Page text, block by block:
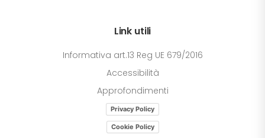
Link utili
Informativa art.13 Reg UE 679/2016
Accessibilità
Approfondimenti
Privacy Policy
Cookie Policy